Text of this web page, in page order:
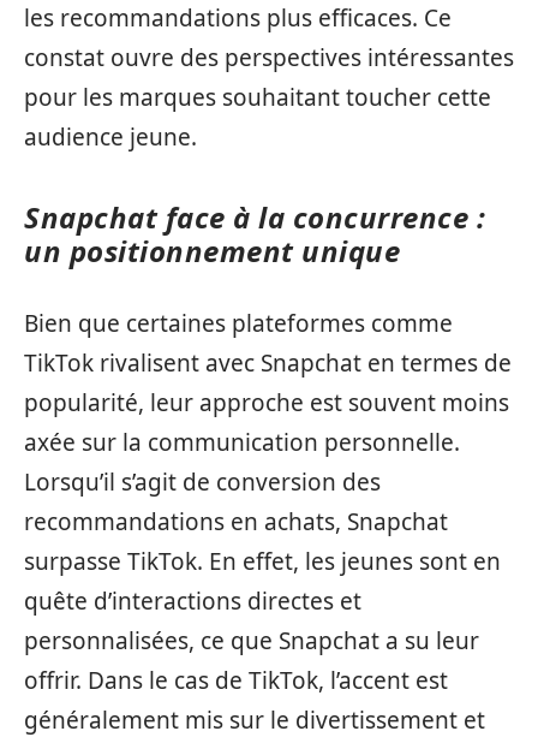
les recommandations plus efficaces. Ce
constat ouvre des perspectives intéressantes
pour les marques souhaitant toucher cette
audience jeune.
Snapchat face à la concurrence :
un positionnement unique
Bien que certaines plateformes comme
TikTok rivalisent avec Snapchat en termes de
popularité, leur approche est souvent moins
axée sur la communication personnelle.
Lorsqu’il s’agit de conversion des
recommandations en achats, Snapchat
surpasse TikTok. En effet, les jeunes sont en
quête d’interactions directes et
personnalisées, ce que Snapchat a su leur
offrir. Dans le cas de TikTok, l’accent est
généralement mis sur le divertissement et